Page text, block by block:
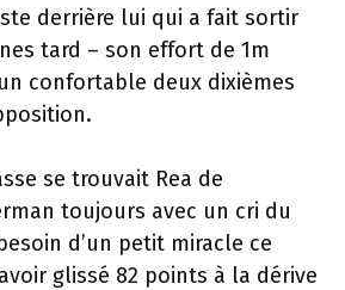
derrière lui qui a fait sortir
tard – son effort de 1m
confortable deux dixièmes
se trouvait Rea de
toujours avec un cri du
d’un petit miracle ce
glissé 82 points à la dérive